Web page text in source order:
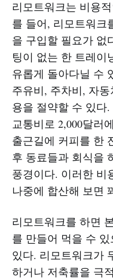
리모트워크는 비용
를 들어, 리모트워크
을 구입할 필요가 없
팅이 없는 한 트레이
유롭게 돌아다닐 수
주유비, 주차비, 자
용을 절약할 수 있다
교통비로 2,000달러
출근길에 커피를 한
후 동료들과 회식을
풍경이다. 이러한 비
나중에 합산해 보면
리모트워크를 하면
를 만들어 먹을 수
있다. 리모트워크가
하거나 저축률을 극